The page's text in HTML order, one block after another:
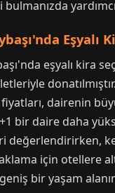
bulmanızda
Eşyalı
eşyalı kira
fiyatları, dairenin
bir daire daha
değerlendirirken,
için otellere
bir yaşam